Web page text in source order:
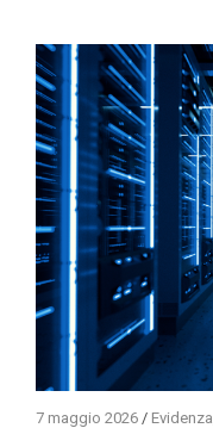
7 maggio 2026 / Evidenza